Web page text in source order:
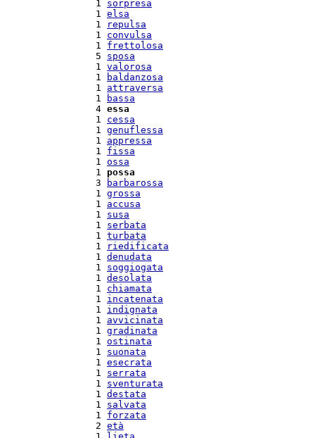
  1
sorpresa
  1
elsa
  1
repulsa
  1
convulsa
  1
frettolosa
  5
sposa
  1
valorosa
  1
baldanzosa
  1
attraversa
  1
bassa
  4
essa
  1
cessa
  1
genuflessa
  1
appressa
  1
fissa
  1
ossa
  1
possa
  3
barbarossa
  1
grossa
  1
accusa
  1
susa
  1
serbata
  1
turbata
  1
riedificata
  1
denudata
  1
soggiogata
  1
desolata
  1
chiamata
  1
incatenata
  1
indignata
  1
avvicinata
  1
gradinata
  1
ostinata
  1
suonata
  1
esecrata
  1
serrata
  1
sventurata
  1
destata
  1
salvata
  1
forzata
  2
età